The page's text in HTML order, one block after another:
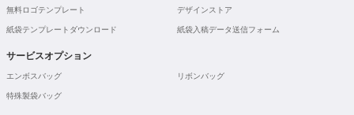
無料ロゴテンプレート デザインストア
紙袋テンプレートダウンロード 紙袋入稿データ送信フォーム
サービスオプション
エンボスバッグ リボンバッグ
特殊製袋バッグ